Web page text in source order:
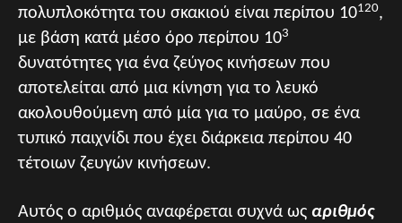
πολυπλοκότητα του σκακιού είναι περίπου 10120,
με βάση κατά μέσο όρο περίπου 103
δυνατότητες για ένα ζεύγος κινήσεων που
αποτελείται από μια κίνηση για το λευκό
ακολουθούμενη από μία για το μαύρο, σε ένα
τυπικό παιχνίδι που έχει διάρκεια περίπου 40
τέτοιων ζευγών κινήσεων.
Αυτός ο αριθμός αναφέρεται συχνά ως αριθμός